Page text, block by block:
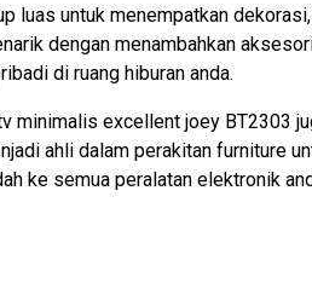
luas untuk menempatkan
dengan menambahkan
di ruang hiburan anda.
minimalis excellent joey BT2303
ahli dalam perakitan furniture
ke semua peralatan elektronik